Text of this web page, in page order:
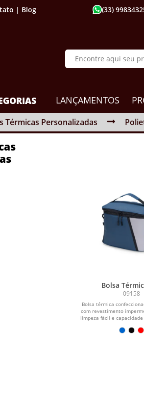
| Blog (33)
LANÇAMENTOS
Térmicas Personalizadas
Bolsa
09158
Bolsa térmica
com revestimento
limpeza fácil e